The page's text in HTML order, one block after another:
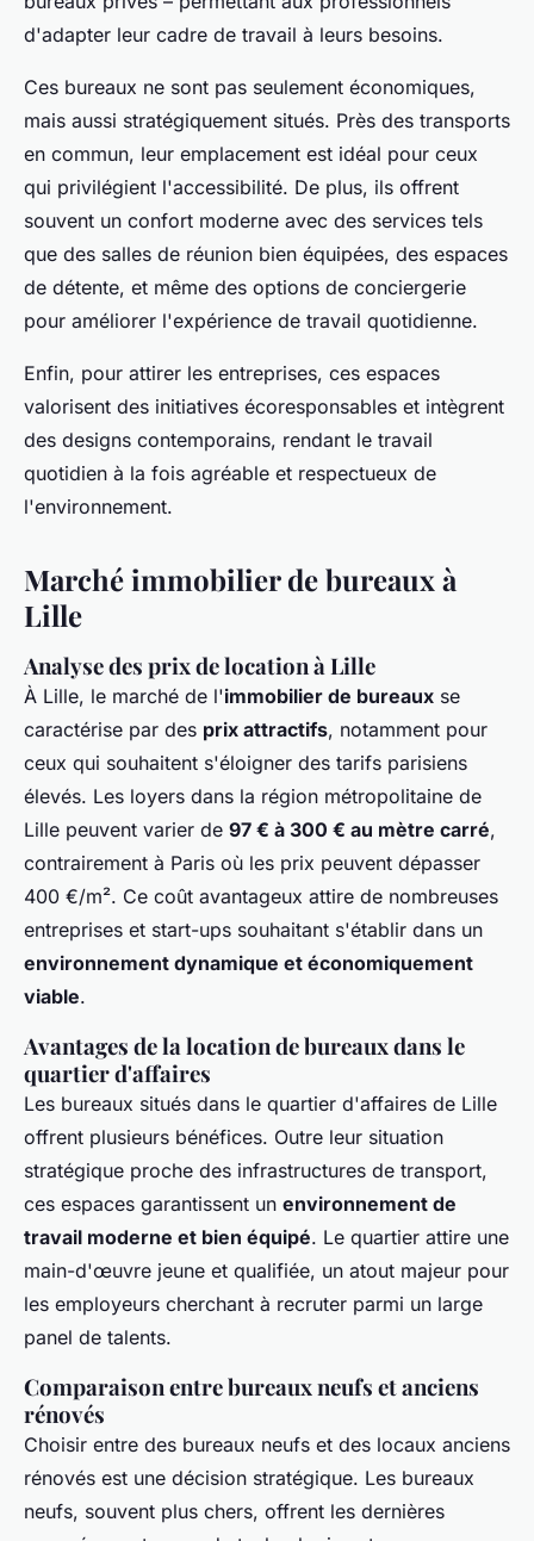
d'adapter leur cadre de travail à leurs besoins.
Ces bureaux ne sont pas seulement économiques,
mais aussi stratégiquement situés. Près des transports
en commun, leur emplacement est idéal pour ceux
qui privilégient l'accessibilité. De plus, ils offrent
souvent un confort moderne avec des services tels
que des salles de réunion bien équipées, des espaces
de détente, et même des options de conciergerie
pour améliorer l'expérience de travail quotidienne.
Enfin, pour attirer les entreprises, ces espaces
valorisent des initiatives écoresponsables et intègrent
des designs contemporains, rendant le travail
quotidien à la fois agréable et respectueux de
l'environnement.
Marché immobilier de bureaux à
Lille
Analyse des prix de location à Lille
À Lille, le marché de l'immobilier de bureaux se
caractérise par des prix attractifs, notamment pour
ceux qui souhaitent s'éloigner des tarifs parisiens
élevés. Les loyers dans la région métropolitaine de
Lille peuvent varier de 97 € à 300 € au mètre carré,
contrairement à Paris où les prix peuvent dépasser
400 €/m². Ce coût avantageux attire de nombreuses
entreprises et start-ups souhaitant s'établir dans un
environnement dynamique et économiquement
viable.
Avantages de la location de bureaux dans le
quartier d'affaires
Les bureaux situés dans le quartier d'affaires de Lille
offrent plusieurs bénéfices. Outre leur situation
stratégique proche des infrastructures de transport,
ces espaces garantissent un environnement de
travail moderne et bien équipé. Le quartier attire une
main-d'œuvre jeune et qualifiée, un atout majeur pour
les employeurs cherchant à recruter parmi un large
panel de talents.
Comparaison entre bureaux neufs et anciens
rénovés
Choisir entre des bureaux neufs et des locaux anciens
rénovés est une décision stratégique. Les bureaux
neufs, souvent plus chers, offrent les dernières